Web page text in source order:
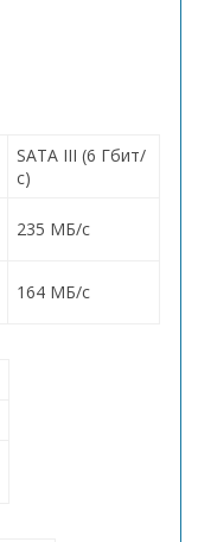
SATA III (6 Гбит/
с)
235 МБ/с
164 МБ/с